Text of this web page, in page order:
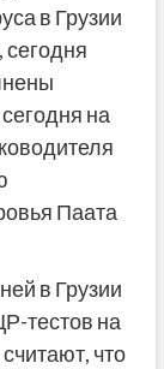
в Грузии
сегодня
на
Паата
в Грузии
тестов на
что